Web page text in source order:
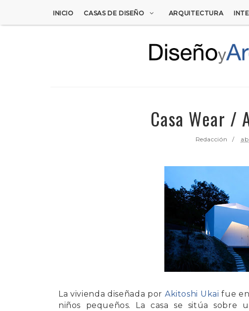
INICIO CASAS DE DISEÑO ARQUITECTURA
Casa Wear /
Redacción
La vivienda diseñada porAkitoshi Ukai fue
niños pequeños. La casa se sitúa